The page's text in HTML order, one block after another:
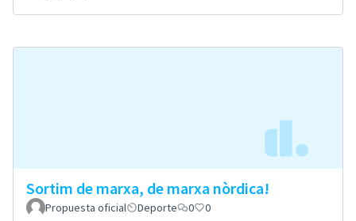
Sortim de marxa, de marxa nòrdica!
Propuesta oficial Deporte 0 0